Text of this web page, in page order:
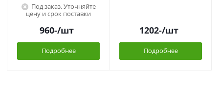
Под заказ. Уточняйте
цену и срок поставки
960-/шт
Подробнее
1202-/шт
Подробнее